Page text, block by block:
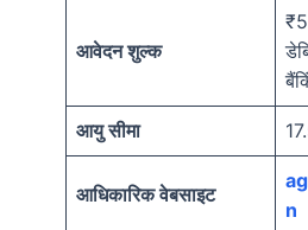
आवेदन शुल्क
आयु सीमा
आधिकारिक वेबसाइट
n